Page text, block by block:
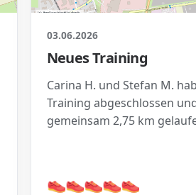
03.06.2026
Neues Training
Carina H. und Stefan M.
Training abgeschlossen
gemeinsam 2,75 km
👟
👟👟
👟👟
👟👟
👟👟
👟